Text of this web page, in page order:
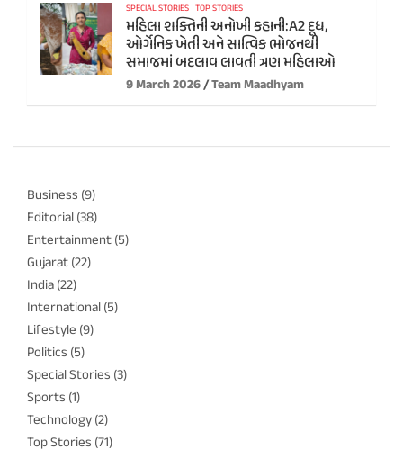
SPECIAL STORIES TOP STORIES
મહિલા શક્તિની અનોખી કહાની:A2 દૂધ,
ઓર્ગેનિક ખેતી અને સાત્વિક ભોજનથી
સમાજમાં બદલાવ લાવતી ત્રણ મહિલાઓ
9 March 2026 Team Maadhyam
Business (9)
Editorial(38)
Entertainment(5)
Gujarat(22)
India(22)
International(5)
Lifestyle (9)
Politics (5)
Special Stories (3)
Sports (1)
Technology(2)
Top Stories (71)